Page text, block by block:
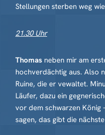
Stellungen sterben weg
21.30 Uhr
Thomas neben mir am
hochverdächtig aus. Also
Ruine, die er vewaltet.
Läufer, dazu ein
vor dem schwarzen König
sagen, das gibt die